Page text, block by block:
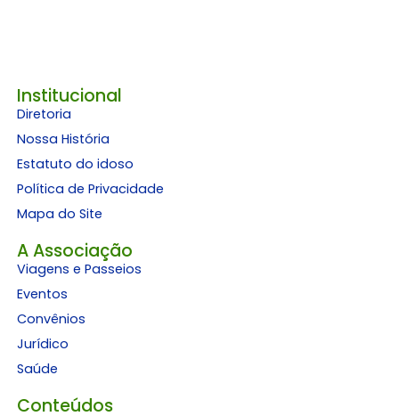
Institucional
Diretoria
Nossa História
Estatuto do idoso
Política de Privacidade
Mapa do Site
A Associação
Viagens e Passeios
Eventos
Convênios
Jurídico
Saúde
Conteúdos